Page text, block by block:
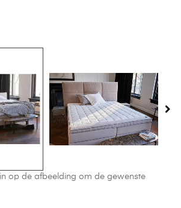
op de afbeelding om de gewenste